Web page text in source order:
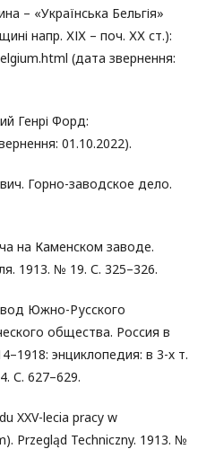
– «Українська Бельгія»
напр. ХІХ – поч. ХХ ст.):
(дата звернення:
Генрі Форд:
01.10.2022).
Горно-заводское дело.
на Каменском заводе.
1913. № 19. С. 325–326.
Южно-Русского
общества. Россия в
энциклопедия: в 3-х т.
С. 627–629.
XXV-lecia pracy w
Przegląd Techniczny. 1913. №